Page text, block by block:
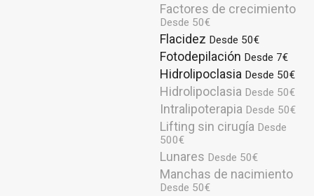
Factores de crecimiento
Desde 50€
Flacidez Desde 50€
Fotodepilación Desde 7€
Hidrolipoclasia Desde 50€
Hidrolipoclasia Desde 50€
Intralipoterapia Desde 50€
Lifting sin cirugía Desde
500€
Lunares Desde 50€
Manchas de nacimiento
Desde 50€